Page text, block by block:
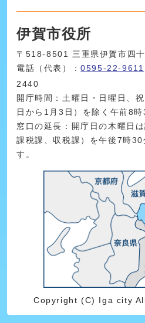
伊賀市役所
〒518-8501 三重県伊賀市四
電話（代表）：0595-22-9611
2440
開庁時間：土曜日・日曜日、
日から1月3日）を除く午前8
窓口の延長：開庁日の木曜日
課税課、収税課）を午後7時30
す。
Copyright (C) Iga city